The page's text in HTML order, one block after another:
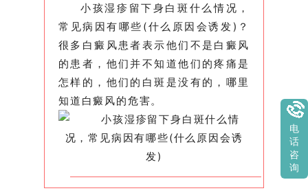
小孩湿疹留下身白斑什么情况，
常见病因有哪些(什么原因会诱发)？
很多白癜风患者表示他们不是白癜风
的患者，他们并不知道他们的疼痛是
怎样的，他们的白斑是没有的，哪里
知道白癜风的危害。
电
话
咨
询